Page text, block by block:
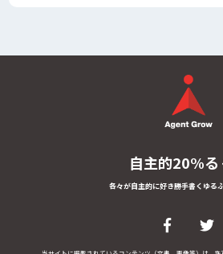
自主的20%る
各々が自主的に好き勝手書くゆる